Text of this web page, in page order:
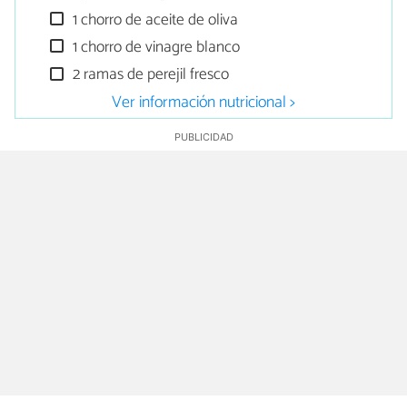
1 chorro de aceite de oliva
1 chorro de vinagre blanco
2 ramas de perejil fresco
Ver información nutricional >